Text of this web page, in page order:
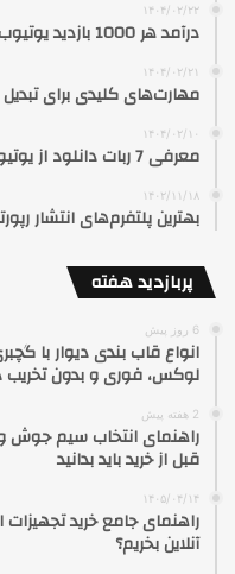
۱۴۰۴/۰۲/۲۲
درآمد هر 1000 بازدید یوتیوب در سال 2025 چند دلار است؟
۱۴۰۴/۰۲/۲۱
مهارت‌های کلیدی برای
۱۴۰۴/۰۲/۱۰
معرفی 7 ربات دانلود از یوتیوب با تلگرام+ آموزش استفاده
۱۴۰۲/۱۱/۱۸
بهترین پلتفرم‌های انتشار
پربازدید هفته
6 روز پیش
انواع قاب بندی دیوار با
لوکس، فوری و بدون تخریب
2 هفته پیش
راهنمای انتخاب سیم جوش
قبل از خرید باید بدانید
۱۴۰۵/۰۴/۱۴
راهنمای جامع خرید تجهیزات
آنلاین بخریم؟